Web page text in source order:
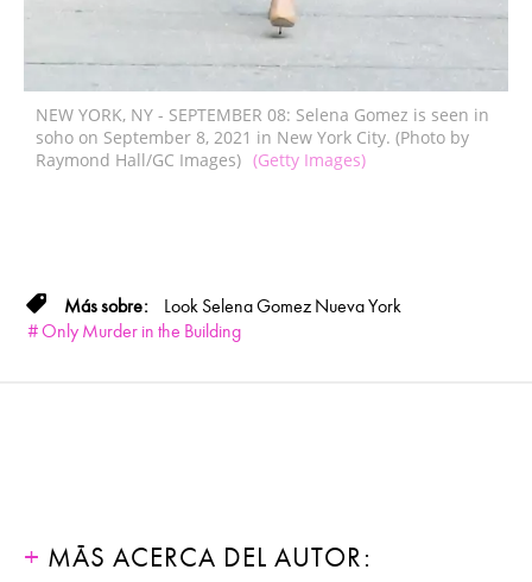
NEW YORK, NY - SEPTEMBER 08: Selena Gomez is seen in
soho on September 8, 2021 in New York City. (Photo by
Raymond Hall/GC Images) (Getty Images)
Look Selena Gomez Nueva York
Only Murder in the Building
MÁS ACERCA DEL AUTOR: